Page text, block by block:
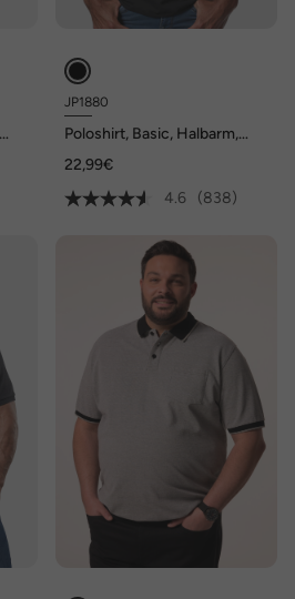
JP1880
Poloshirt, Basic, Halbarm,
22,99€
4.6
(838)